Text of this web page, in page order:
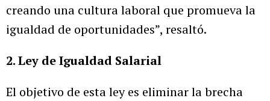
creando una cultura laboral que promueva la
igualdad de oportunidades”, resaltó.
2. Ley de Igualdad Salarial
El objetivo de esta ley es eliminar la brecha